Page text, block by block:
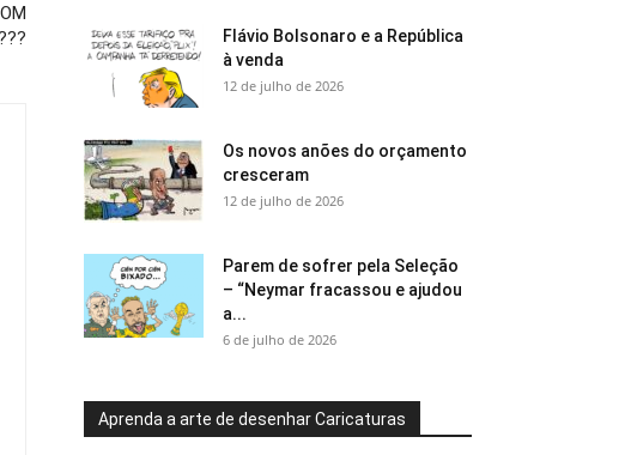
Flávio Bolsonaro e a República
à venda
12 de julho de 2026
Os novos anões do orçamento
cresceram
12 de julho de 2026
Parem de sofrer pela Seleção
– “Neymar fracassou e ajudou
a...
6 de julho de 2026
Aprenda a arte de desenhar Caricaturas